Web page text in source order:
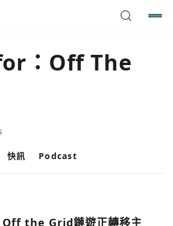
： Off The
快訊 Podcast
the Grid鏈遊正轉移主